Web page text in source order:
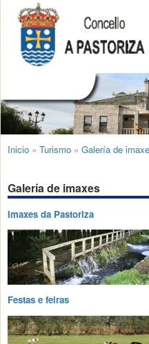
Inicio » Turismo » Galería de
Galería de imaxes
Imaxes da Pastoriza
Festas e feiras